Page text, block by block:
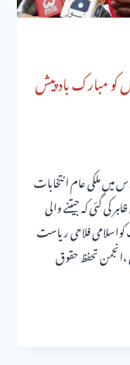
کو مبارک باد پیش
میں ملکی عام انتخابات
کی گئی کہ جیتنے والی
فلاحی ریاست
تحفظ حقوق